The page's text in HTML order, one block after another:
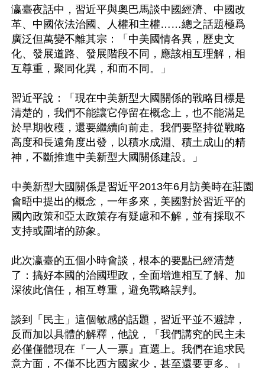
瀛臺夜話中，習近平與奧巴馬談中國經濟、中國改
革、中國依法治國、人權和主權……總之話題極爲
廣泛但萬變不離其宗：「中美國情各異，歷史文
化、發展道路、發展階段不同，應該相互理解，相
互尊重，聚同化異，和而不同。」
習近平說：「現在中美新型大國關係的戰略目標是
清楚的，我們不能讓它停留在概念上，也不能滿足
於早期收穫，還要繼續向前走。我們要堅持從戰略
高度和長遠角度出發，以積水成淵、積土成山的精
神，不斷推進中美新型大國關係建設。」
中美新型大國關係是習近平2013年6月訪美時在莊園
會晤中提出的概念，一年多來，美國對於習近平的
國內政策和亞太政策存有疑慮和不解，並有採取不
支持或圍堵的跡象。
此次瀛臺的五個小時會談，根本的要點已經清楚
了：搞好本國的治國理政，全面增進相互了解、加
深彼此信任，相互尊重，避免戰略誤判。
談到「民主」這個敏感的話題，習近平並不避諱，
反而加以具體的解釋，他說，「我們講究的民主未
必僅僅體現在『一人一票』直選上。我們在追求民
意方面，不僅不比西方國家少，甚至還要更多。」